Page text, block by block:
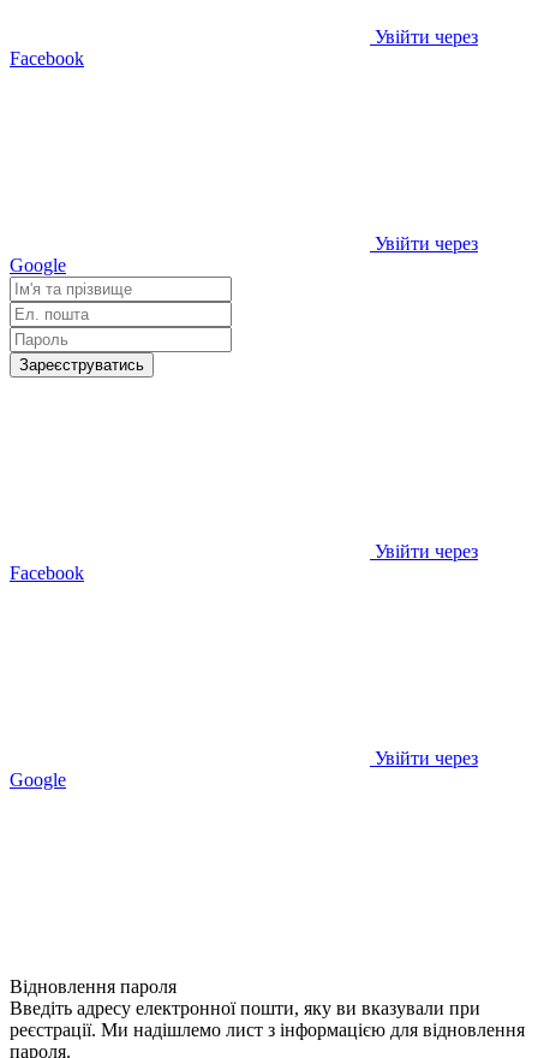
Увійти через
Facebook
Увійти через
Google
Зареєструватись
Увійти через
Facebook
Увійти через
Google
Відновлення пароля
Введіть адресу електронної пошти, яку ви вказували при
реєстрації. Ми надішлемо лист з інформацією для відновлення
пароля.